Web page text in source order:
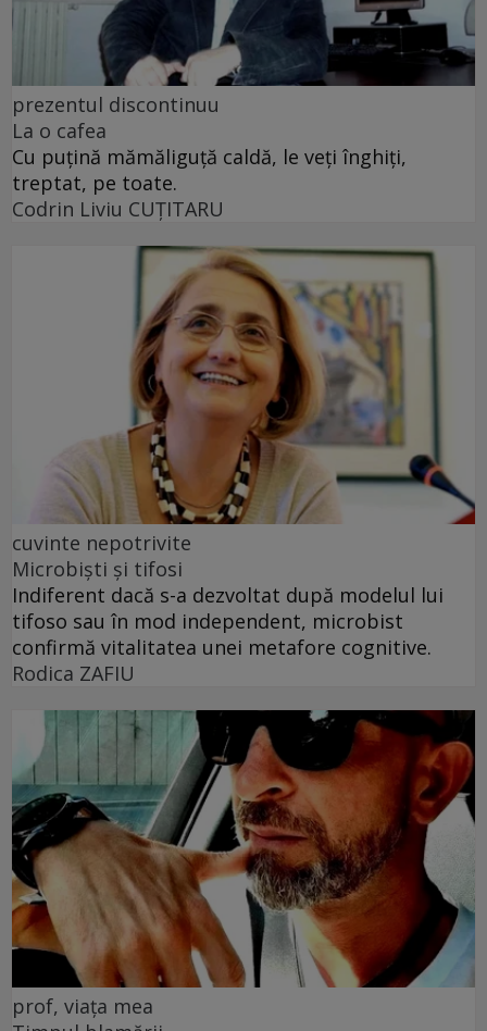
prezentul discontinuu
La o cafea
Cu puţină mămăliguţă caldă, le veţi înghiţi,
treptat, pe toate.
Codrin Liviu CUŢITARU
cuvinte nepotrivite
Microbiști și tifosi
Indiferent dacă s-a dezvoltat după modelul lui
tifoso sau în mod independent, microbist
confirmă vitalitatea unei metafore cognitive.
Rodica ZAFIU
prof, viața mea